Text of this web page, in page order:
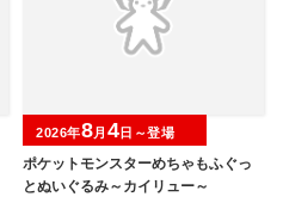
ポケットモンスターめちゃもふぐっ
とぬいぐるみ～カイリュー～
2026年8月 4日～登場